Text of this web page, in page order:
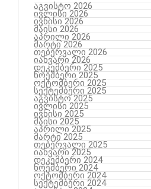
აგვისტო 2026
ივლისი 2026
ივნისი 2026
მაისი 2026
აპრილი 2026
მარტი 2026
თებერვალი 2026
იანვარი 2026
დეკემბერი 2025
ნოემბერი 2025
ოქტომბერი 2025
სექტემბერი 2025
აგვისტო 2025
ივლისი 2025
ივნისი 2025
მაისი 2025
აპრილი 2025
მარტი 2025
თებერვალი 2025
იანვარი 2025
დეკემბერი 2024
ნოემბერი 2024
ოქტომბერი 2024
სექტემბერი 2024